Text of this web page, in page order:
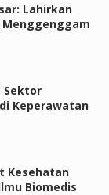
Lahirkan
Menggenggam
Sektor
Keperawatan
Kesehatan
Biomedis